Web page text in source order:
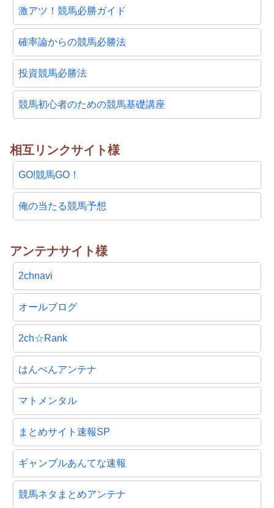
激アツ！競馬必勝ガイド
確率論からの競馬必勝法
投資競馬必勝法
競馬初心者のための競馬基礎講座
相互リンクサイト様
GO!競馬GO！
俺の当たる競馬予想
アンテナサイト様
2chnavi
オールブログ
2ch☆Rank
はんぺんアンテナ
マトメンタル
まとめサイト速報SP
ギャンブルあんてな速報
競馬ネタまとめアンテナ